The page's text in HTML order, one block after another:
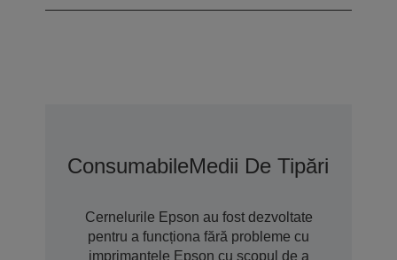
ConsumabileMedii De Tipărire
Cernelurile Epson au fost dezvoltate
pentru a funcționa fără probleme cu
imprimantele Epson cu scopul de a